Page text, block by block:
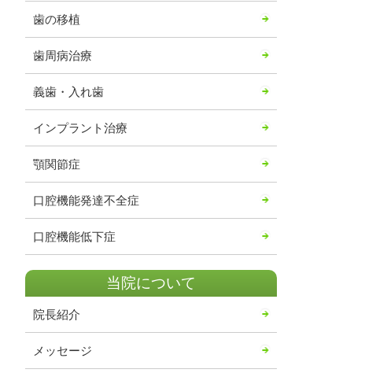
歯の移植
歯周病治療
義歯・入れ歯
インプラント治療
顎関節症
口腔機能発達不全症
口腔機能低下症
当院について
院長紹介
メッセージ